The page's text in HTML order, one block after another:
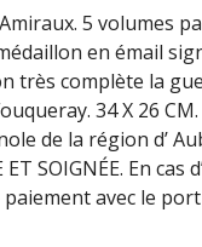
5 volumes
en émail
très complète la
34 X 26
de la région d’
SOIGNÉE. En
avec le